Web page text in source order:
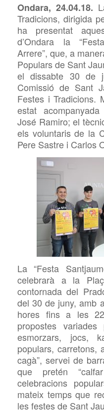
Ondara, 24.04.18.
Tradicions, dirigida
ha presentat
d’Ondara la
Arrere”, que, a
Populars de Sant
el dissabte 30 de
Comissió de Sant
Festes i Tradicions.
estat acompanyada
José Ramiro; el
els voluntaris de la
Pere Sastre i Carlos
La “Festa
celebrarà ala
contornada del
del 30 de juny, amb
hores fins a les
propostes
esmorzars, jocs,
populars, carretons,
cagà”, servei de
que pretén
celebracions
mateix temps que
les festes de Sant